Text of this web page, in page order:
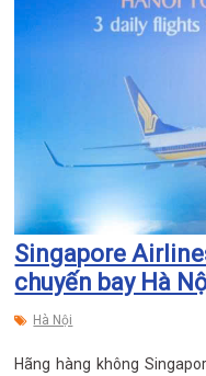
Singapore
chuyến bay Hà
Hà Nội
Hãng hàng không